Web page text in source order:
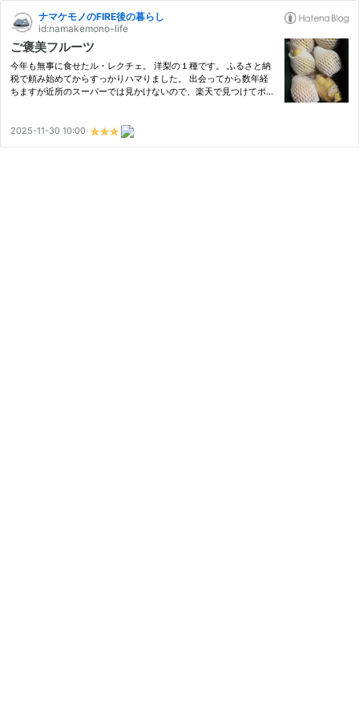
ナマケモノのFIRE後の暮らし
id:namakemono-life
ご褒美フルーツ
今年も無事に食せたル・レクチェ。 洋梨の１種です。 ふるさと納
税で頼み始めてからすっかりハマりました。 出会ってから数年経
ちますが近所のスーパーでは見かけないので、楽天で見つけてポチ
り…
2025-11-30 10:00